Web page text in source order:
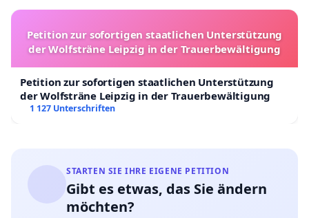
Petition zur sofortigen staatlichen Unterstützung
der Wolfsträne Leipzig in der Trauerbewältigung
Petition zur sofortigen staatlichen Unterstützung
der Wolfsträne Leipzig in der Trauerbewältigung
1 127 Unterschriften
STARTEN SIE IHRE EIGENE PETITION
Gibt es etwas, das Sie ändern
möchten?